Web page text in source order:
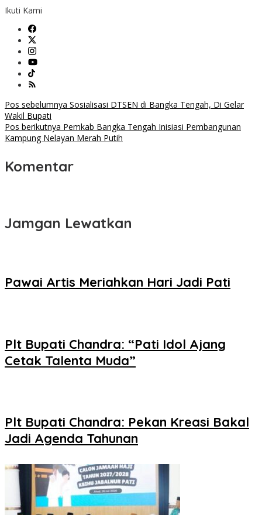
Ikuti Kami
Navigasi
pos
Pos sebelumnya Sosialisasi DTSEN di Bangka Tengah, Di Gelar
Wakil Bupati
Pos berikutnya Pemkab Bangka Tengah Inisiasi Pembangunan
Kampung Nelayan Merah Putih
Komentar
Jamgan Lewatkan
Pawai Artis Meriahkan Hari Jadi Pati
Plt Bupati Chandra: “Pati Idol Ajang
Cetak Talenta Muda”
Plt Bupati Chandra: Pekan Kreasi Bakal
Jadi Agenda Tahunan